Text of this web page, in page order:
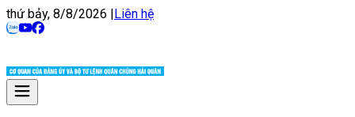
thứ bảy, 8/8/2026 |Liên hệ